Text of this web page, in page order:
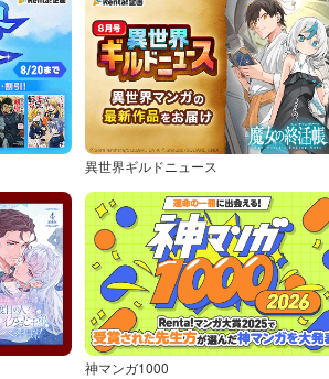
異世界ギルドニュース
神マンガ1000